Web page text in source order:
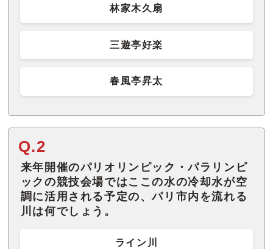
林家木久扇
三遊亭好楽
春風亭昇太
Q.2
来年開催のパリオリンピック・パラリンピ
ックの競技会場ではここの水の冷却水が空
調に活用される予定の、パリ市内を流れる
川は何でしょう。
ライン川